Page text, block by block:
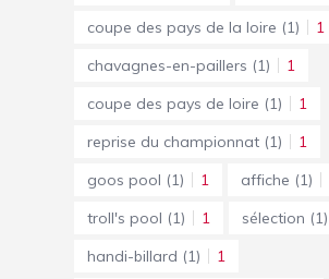
coupe des pays de la loire (1)
1
chavagnes-en-paillers (1)
1
coupe des pays de loire (1)
1
reprise du championnat(1)
1
goos pool (1) 1 affiche (1)
troll's pool (1) 1 sélection (1)
handi-billard (1) 1